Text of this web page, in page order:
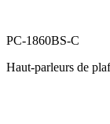
PC-1860BS-C
Haut-parleurs de